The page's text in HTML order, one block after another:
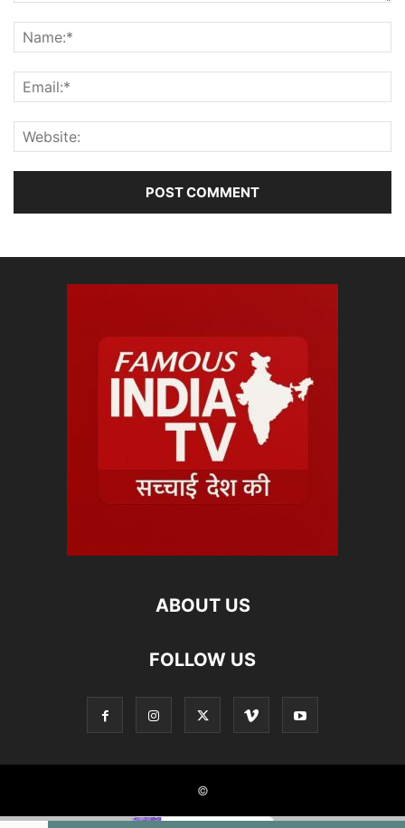
ABOUT US
FOLLOW US
©